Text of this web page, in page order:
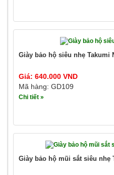
Giày bảo hộ siêu nhẹ Takumi
Giá: 640.000 VND
Mã hàng: GD109
Chi tiết »
Giày bảo hộ mũi sắt siêu nhẹ